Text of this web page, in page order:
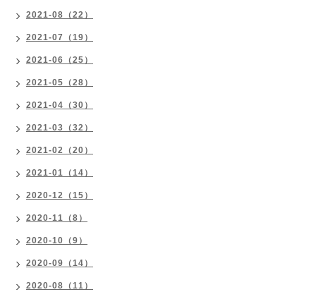
2021-08（22）
2021-07（19）
2021-06（25）
2021-05（28）
2021-04（30）
2021-03（32）
2021-02（20）
2021-01（14）
2020-12（15）
2020-11（8）
2020-10（9）
2020-09（14）
2020-08（11）